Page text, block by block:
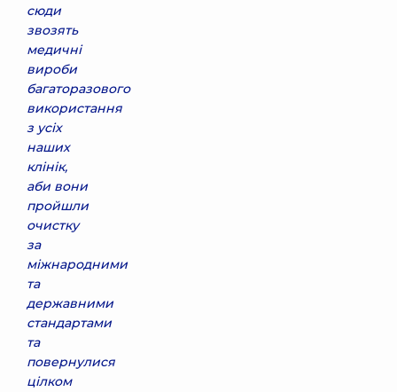
сюди
звозять
медичні
вироби
багаторазового
використання
з усіх
наших
клінік,
аби вони
пройшли
очистку
за
міжнародними
та
державними
стандартами
та
повернулися
цілком